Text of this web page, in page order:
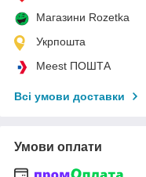
Магазини Rozetka
Укрпошта
Meest ПОШТА
Всі умови доставки
Умови оплати